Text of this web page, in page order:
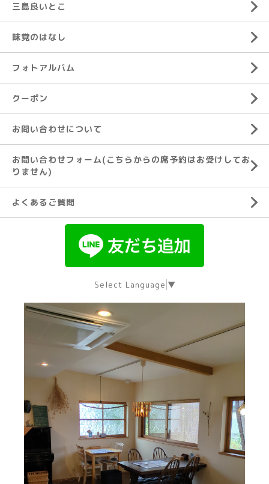
三島良いとこ
味覚のはなし
フォトアルバム
クーポン
お問い合わせについて
お問い合わせフォーム(こちらからの席予約はお受けしてお
りません)
よくあるご質問
Select Language ▼